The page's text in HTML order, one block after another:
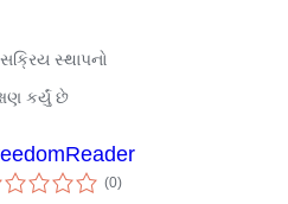
સ્થાપનો
કર્યું છે
(0કુલ
રેટિંગ્સ
)